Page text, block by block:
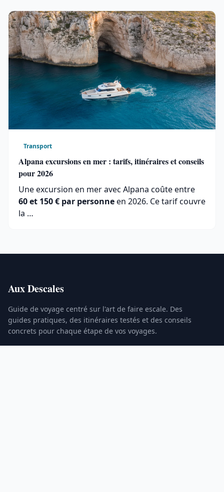
Transport
Alpana excursions en mer : tarifs, itinéraires et conseils
pour 2026
Une excursion en mer avec Alpana coûte entre
60 et 150 € par personneen 2026. Ce tarif couvre
la …
Aux Descales
Guide de voyage centré sur l'art de faire escale. Des
guides pratiques, des itinéraires testés et des conseils
concrets pour chaque étape de vos voyages.